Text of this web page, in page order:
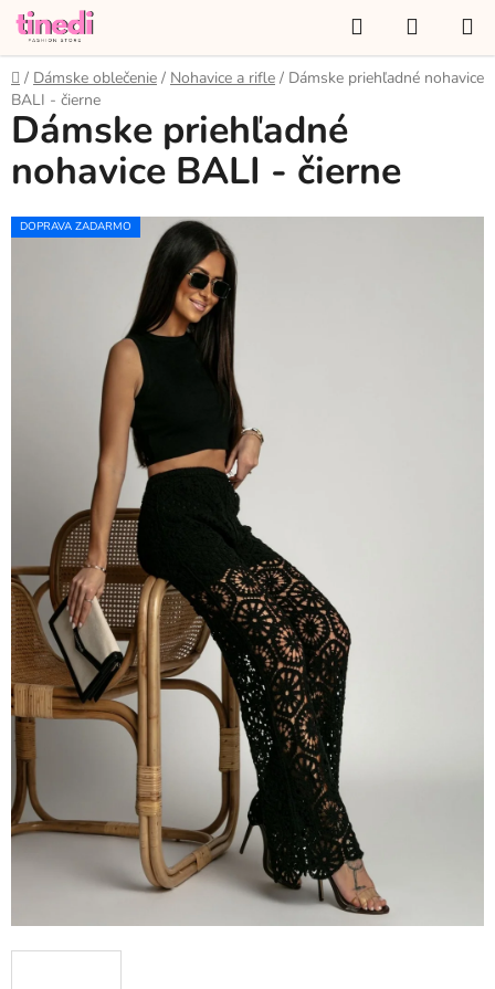
Prejsť
obsah
Hľadať
KOŠÍK
Domov
/ Dámske oblečenie / Nohavice a rifle / Dámske priehľadné nohavice
BALI - čierne
Dámske priehľadné
nohavice BALI - čierne
DOPRAVA ZADARMO